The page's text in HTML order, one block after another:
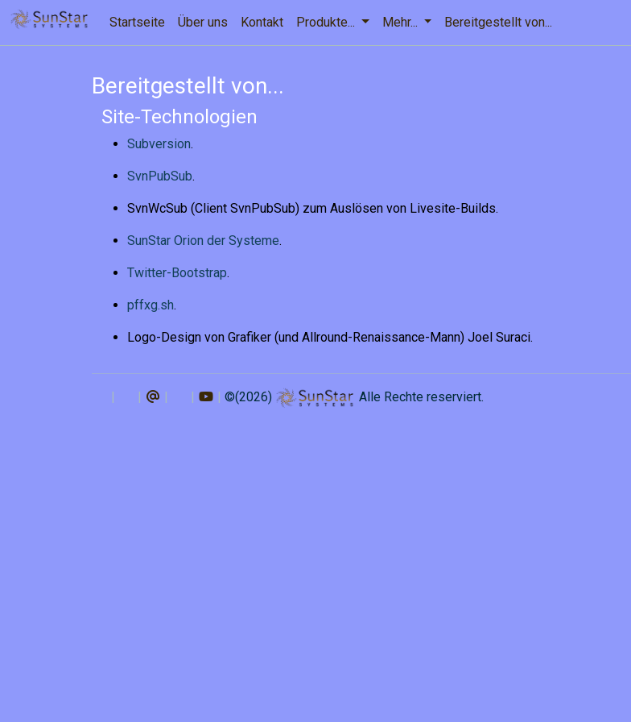
Startseite Über uns Kontakt Produkte... Mehr... Bereitgestellt von...
Bereitgestellt von...
Site-Technologien
Subversion.
SvnPubSub.
SvnWcSub (Client SvnPubSub) zum Auslösen von Livesite-Builds.
SunStar Orion der Systeme.
Twitter-Bootstrap.
pffxg.sh.
Logo-Design von Grafiker (und Allround-Renaissance-Mann) Joel Suraci.
©(2026) Alle Rechte reserviert.